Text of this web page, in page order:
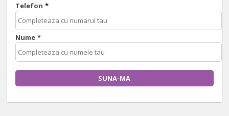
Telefon *
Nume *